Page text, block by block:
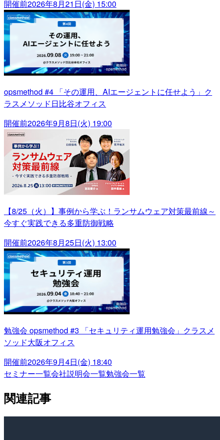
開催前2026年8月21日(金) 15:00
opsmethod #4 「その運用、AIエージェントに任せよう」ク
ラスメソッド日比谷オフィス
開催前2026年9月8日(火) 19:00
【8/25（火）】事例から学ぶ！ランサムウェア対策最前線～
今すぐ実践できる多重防御戦略
開催前2026年8月25日(火) 13:00
勉強会 opsmethod #3 「セキュリティ運用勉強会」クラスメ
ソッド大阪オフィス
開催前2026年9月4日(金) 18:40
セミナー一覧会社説明会一覧勉強会一覧
関連記事